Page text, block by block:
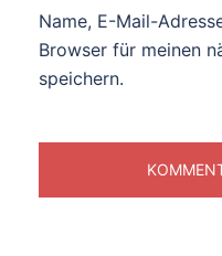
Name, E-Mail-
Browser für meinen
speichern.